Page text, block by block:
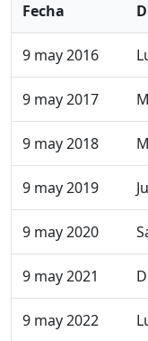
Fecha
9 may 2016
9 may 2017
9 may 2018
9 may 2019
9 may 2020
9 may 2021
9 may 2022